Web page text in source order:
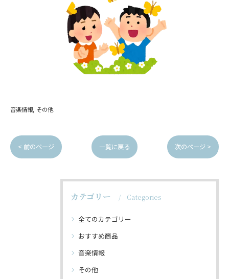
音楽情報 その他
< 前のページ 一覧に戻る 次のページ >
カテゴリー Categories
全てのカテゴリー
おすすめ商品
音楽情報
その他